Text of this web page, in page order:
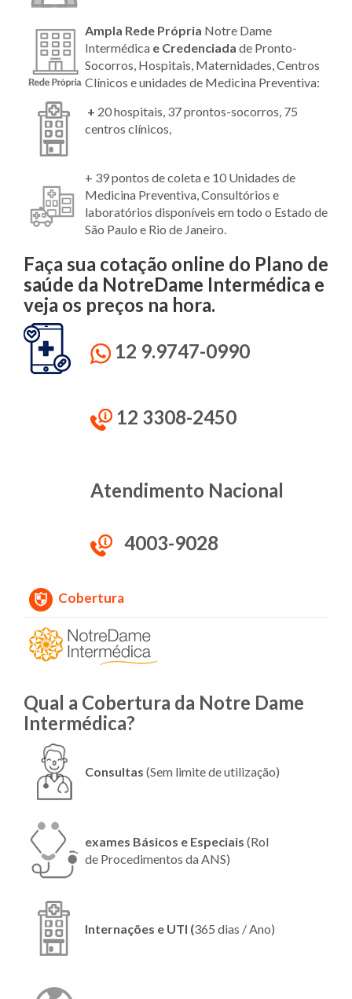
Ampla Rede Própria Notre Dame
Intermédica e Credenciada de Pronto-
Socorros, Hospitais, Maternidades, Centros
Clínicos e unidades de Medicina Preventiva:
+ 20 hospitais, 37 prontos-socorros, 75
centros clínicos,
+ 39 pontos de coleta e 10 Unidades de
Medicina Preventiva, Consultórios e
laboratórios disponíveis em todo o Estado de
São Paulo e Rio de Janeiro.
Faça sua cotação online do Plano de
saúde da NotreDame Intermédica e
veja os preços na hora.
12 9.9747-0990
12 3308-2450
Atendimento Nacional
4003-9028
Cobertura
Qual a Cobertura da Notre Dame
Intermédica?
Consultas (Sem limite de utilização)
exames Básicos e Especiais (Rol
de Procedimentos da ANS)
Internações e UTI (365 dias / Ano)